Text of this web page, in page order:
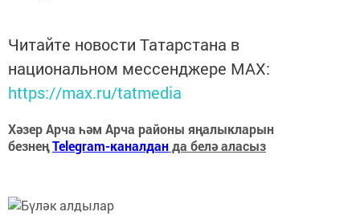
Читайте новости Татарстана в
национальном мессенджере MАХ:
https://max.ru/tatmedia
Хәзер Арча һәм Арча районы яңалыкларын
безнеңTelegram-каналданда белә аласыз